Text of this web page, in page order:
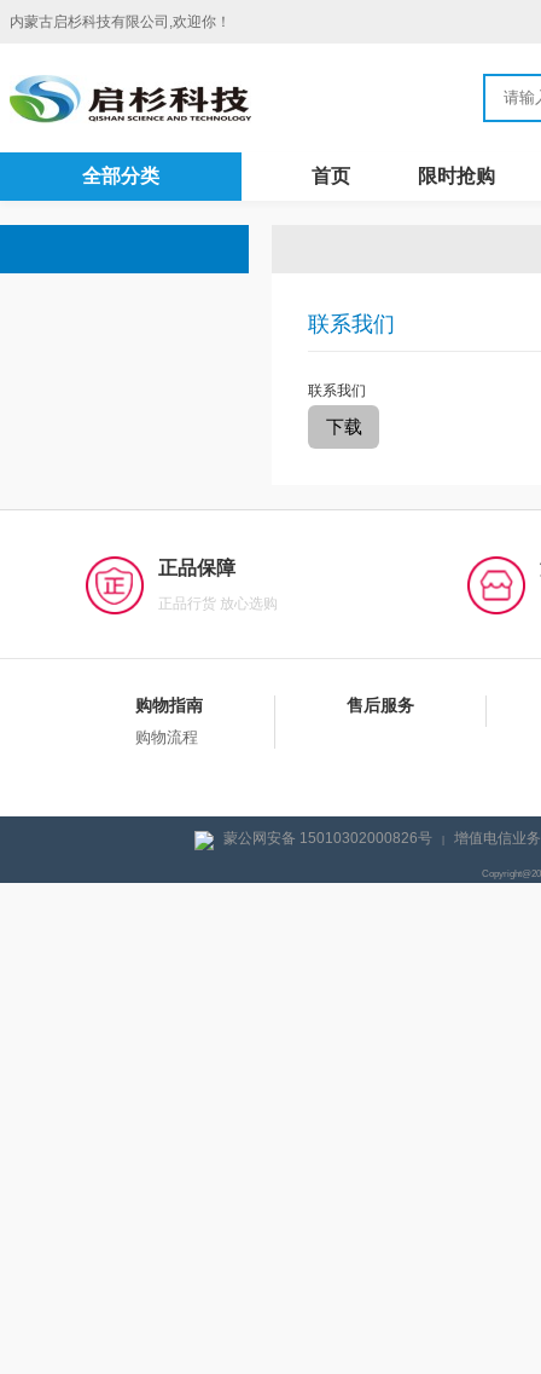
内蒙古启杉科技有限公司,欢迎你！
全部分类 首页 限时抢购
联系我们
联系我们
正品保障
正品行货 放心选购
购物指南
购物流程
售后服务
蒙公网安备 15010302000826号 | 增值电信业